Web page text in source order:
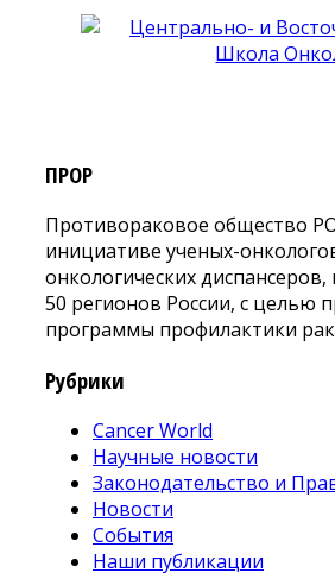
ПРОР
Противораковое общество
инициативе ученых-
онкологических
50 регионов России, с целью
программы профилактики
Рубрики
Cancer World
Научные новости
Законодательство и
Новости
События
Наши публикации